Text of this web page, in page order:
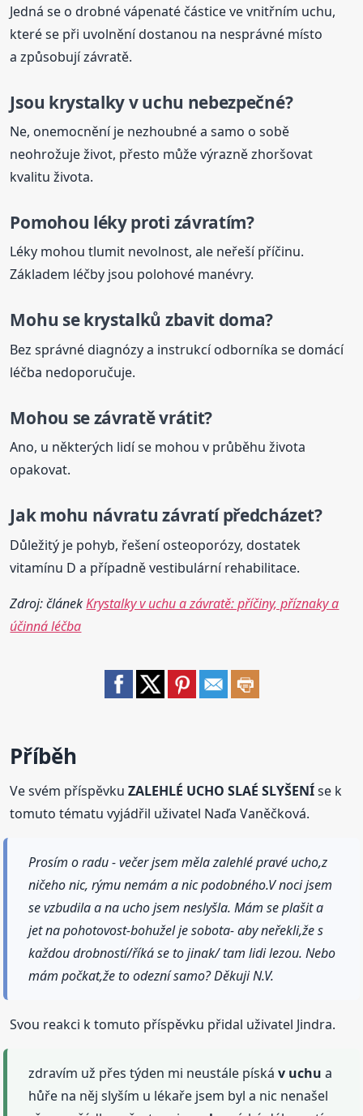
Jedná se o drobné vápenaté částice ve vnitřním uchu,
které se při uvolnění dostanou na nesprávné místo
a způsobují závratě.
Jsou krystalkyv uchu nebezpečné?
Ne, onemocnění je nezhoubné a samo o sobě
neohrožuje život, přesto může výrazně zhoršovat
kvalitu života.
Pomohou léky proti závratím?
Léky mohou tlumit nevolnost, ale neřeší příčinu.
Základem léčby jsou polohové manévry.
Mohu se krystalků zbavit doma?
Bez správné diagnózy a instrukcí odborníka se domácí
léčba nedoporučuje.
Mohou se závratě vrátit?
Ano, u některých lidí se mohou v průběhu života
opakovat.
Jak mohu návratu závratí předcházet?
Důležitý je pohyb, řešení osteoporózy, dostatek
vitamínu D a případně vestibulární rehabilitace.
Zdroj: článekKrystalky v uchu a závratě: příčiny, příznaky a
účinná léčba
Příběh
Ve svém příspěvkuZALEHLÉ UCHO SLAÉ SLYŠENÍse k
tomuto tématu vyjádřil uživatel Naďa Vaněčková.
Prosím o radu - večer jsem měla zalehlé pravé ucho,z
ničeho nic, rýmu nemám a nic podobného.V noci jsem
se vzbudila a na ucho jsem neslyšla. Mám se plašit a
jet na pohotovost-bohužel je sobota- aby neřekli,že s
každou drobností/říká se to jinak/ tam lidi lezou. Nebo
mám počkat,že to odezní samo? Děkuji N.V.
Svou reakci k tomuto příspěvku přidal uživatel Jindra.
zdravím už přes týden mi neustále pískáv uchu a
hůře na něj slyším u lékaře jsem byl a nic nenašel